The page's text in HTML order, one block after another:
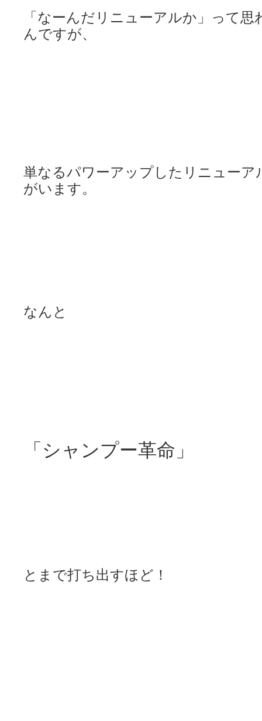
「なーんだリニューアルか」って思
んですが、
単なるパワーアップしたリニューア
がいます。
なんと
「シャンプー革命」
とまで打ち出すほど！